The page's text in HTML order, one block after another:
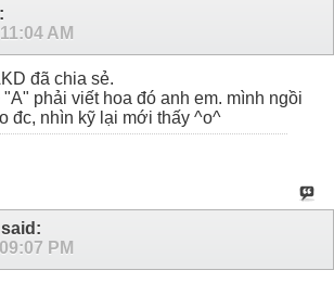
11:04 AM
đã chia sẻ.
"A" phải viết hoa đó anh em. mình ngồi
đc, nhìn kỹ lại mới thấy ^o^
said:
09:07 PM